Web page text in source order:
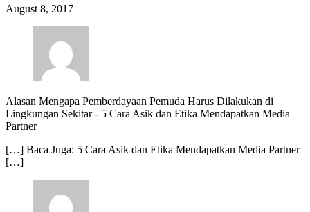
August 8, 2017
Alasan Mengapa Pemberdayaan Pemuda Harus Dilakukan di
Lingkungan Sekitar- 5 Cara Asik dan Etika Mendapatkan Media
Partner
[…] Baca Juga: 5 Cara Asik dan Etika Mendapatkan Media Partner
[…]